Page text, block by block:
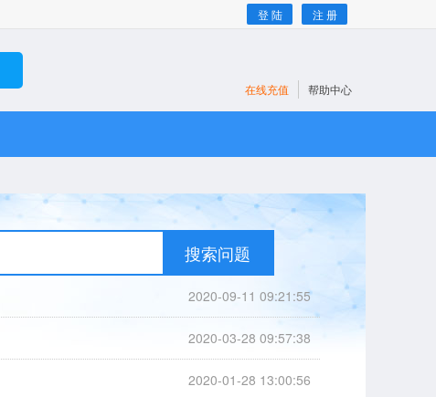
登 陆 注 册
在线充值
帮助中心
搜索问题
2020-09-11 09:21:55
2020-03-28 09:57:38
2020-01-28 13:00:56